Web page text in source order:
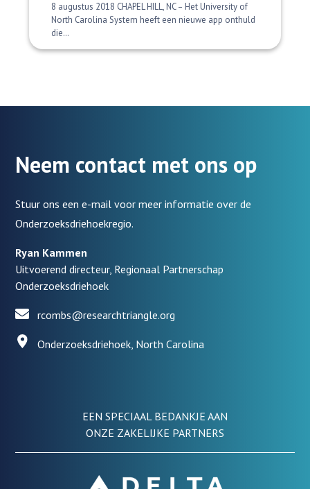
8 augustus 2018 CHAPEL HILL, NC – Het University of
North Carolina System heeft een nieuwe app onthuld
die…
Neem contact met ons op
Stuur ons een e-mail voor meer informatie over de
Onderzoeksdriehoekregio.
Ryan Kammen
Uitvoerend directeur, Regionaal Partnerschap
Onderzoeksdriehoek
rcombs@researchtriangle.org
Onderzoeksdriehoek, North Carolina
EEN SPECIAAL BEDANKJE AAN
ONZE ZAKELIJKE PARTNERS